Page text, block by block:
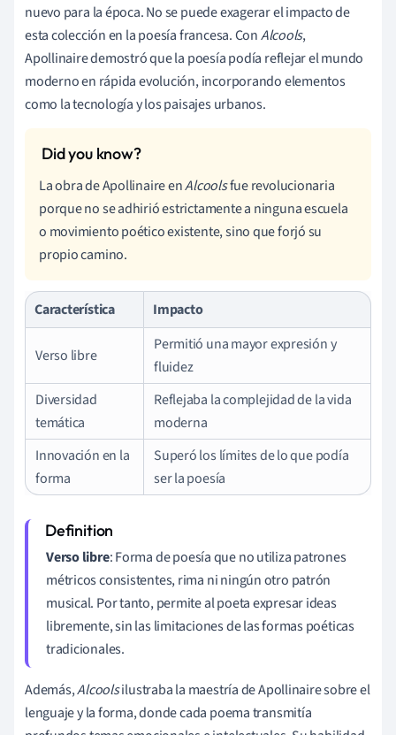
nuevo para la época. No se puede exagerar el impacto de
esta colección en la poesía francesa. ConAlcools,
Apollinaire demostró que la poesía podía reflejar el mundo
moderno en rápida evolución, incorporando elementos
como la tecnología y los paisajes urbanos.
La obra de Apollinaire enAlcoolsfue revolucionaria
porque no se adhirió estrictamente a ninguna escuela
o movimiento poético existente, sino que forjó su
propio camino.
Característica Impacto
Verso libre
Permitió una mayor expresión y
fluidez
Diversidad
temática
Reflejaba la complejidad de la vida
moderna
Innovación en la
forma
Superó los límites de lo que podía
ser la poesía
Verso libre: Forma de poesía que no utiliza patrones
métricos consistentes, rima ni ningún otro patrón
musical. Por tanto, permite al poeta expresar ideas
libremente, sin las limitaciones de las formas poéticas
tradicionales.
Además,Alcoolsilustraba la maestría de Apollinaire sobre el
lenguaje y la forma, donde cada poema transmitía